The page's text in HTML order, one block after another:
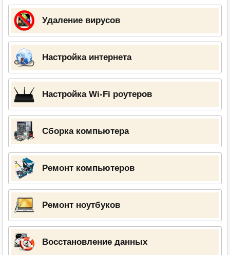
Удаление вирусов
Настройка интернета
Настройка Wi-Fi роутеров
Сборка компьютера
Ремонт компьютеров
Ремонт ноутбуков
Восстановление данных